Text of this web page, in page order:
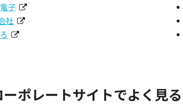
子
社
ポレートサイトでよく見